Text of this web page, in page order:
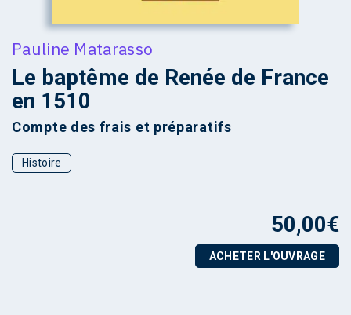
Pauline Matarasso
Le baptême de Renée de France
en 1510
Compte des frais et préparatifs
Histoire
50,00€
ACHETER L'OUVRAGE